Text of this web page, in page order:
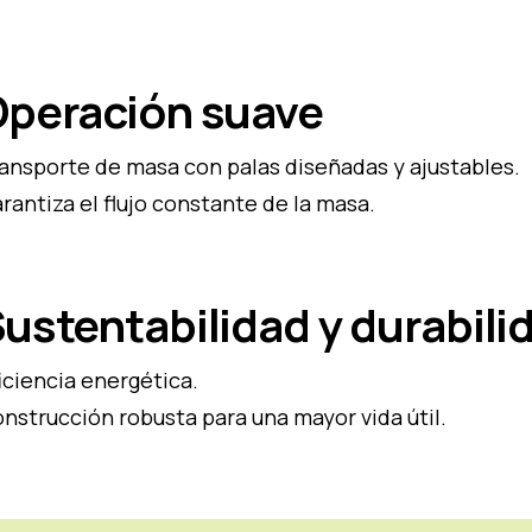
suave
de masa con palas diseñadas y ajustables.
el flujo constante de la masa.
y
energética.
robusta para una mayor vida útil.